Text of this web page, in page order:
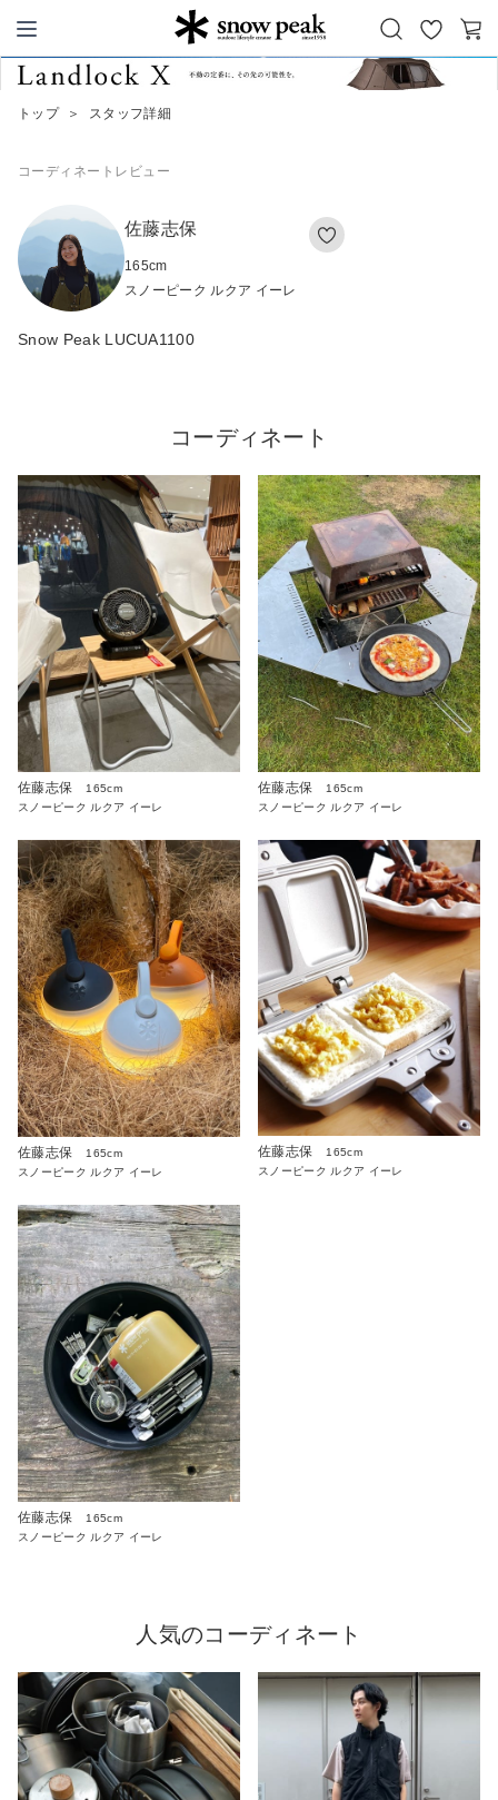
Snow Peak
お
気
カ
トップ ＞ スタッフ詳細
コーディネート レビュー
佐藤志保
165cm
スノーピーク ルクア イーレ
Snow Peak LUCUA1100
コーディネート
佐藤志保
165cm
スノーピーク ルクア イーレ
佐藤志保
165cm
スノーピーク ルクア イーレ
佐藤志保
165cm
スノーピーク ルクア イーレ
佐藤志保
165cm
スノーピーク ルクア イーレ
佐藤志保
165cm
スノーピーク ルクア イーレ
人気のコーディネート